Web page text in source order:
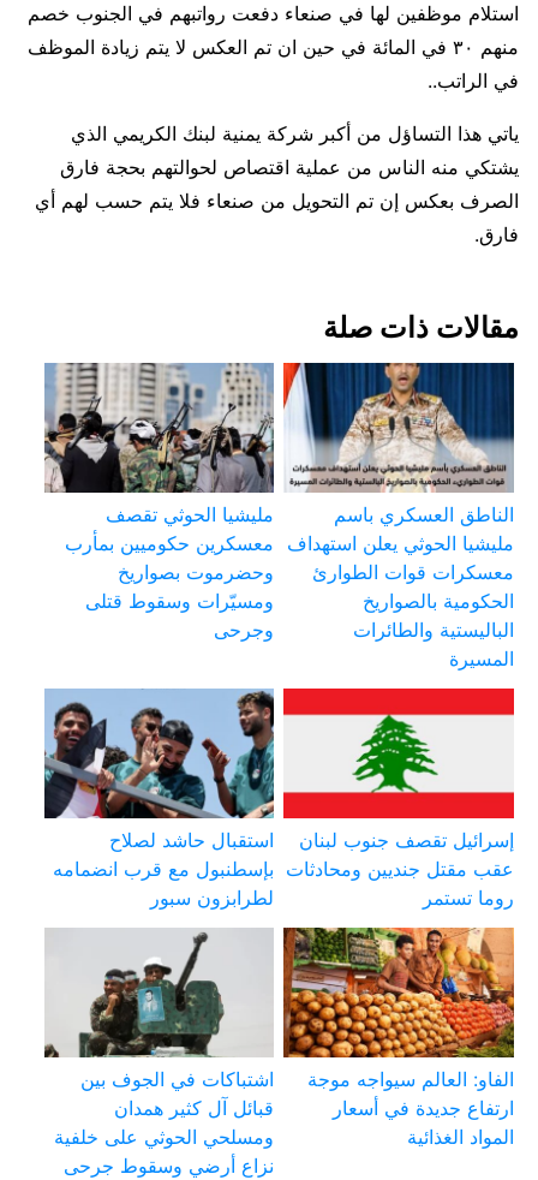
استلام موظفين لها في صنعاء دفعت رواتبهم في الجنوب خصم
منهم ٣٠ في المائة في حين ان تم العكس لا يتم زيادة الموظف
في الراتب..
ياتي هذا التساؤل من أكبر شركة يمنية لبنك الكريمي الذي
يشتكي منه الناس من عملية اقتصاص لحوالتهم بحجة فارق
الصرف بعكس إن تم التحويل من صنعاء فلا يتم حسب لهم أي
فارق.
مقالات ذات صلة
الناطق العسكري باسم
مليشيا الحوثي يعلن استهداف
معسكرات قوات الطوارئ
الحكومية بالصواريخ
الباليستية والطائرات
المسيرة
مليشيا الحوثي تقصف
معسكرين حكوميين بمأرب
وحضرموت بصواريخ
ومسيّرات وسقوط قتلى
وجرحى
إسرائيل تقصف جنوب لبنان
عقب مقتل جنديين ومحادثات
روما تستمر
استقبال حاشد لصلاح
بإسطنبول مع قرب انضمامه
لطرابزون سبور
الفاو: العالم سيواجه موجة
ارتفاع جديدة في أسعار
المواد الغذائية
اشتباكات في الجوف بين
قبائل آل كثير همدان
ومسلحي الحوثي على خلفية
نزاع أرضي وسقوط جرحى